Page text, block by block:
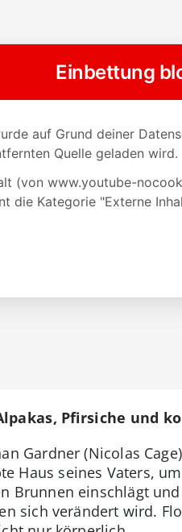
Pfirsiche und
Gardner (Nicolas
Haus seines Vaters,
Brunnen einschlägt
sich verändert wird.